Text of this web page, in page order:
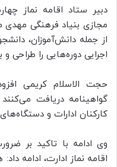
دبیر ستاد اقامه نماز
مجازی بنیاد فرهنگی مهدی
از جمله دانش‌آموزان،
اجرایی دوره‌هایی را طراحی و
حجت الاسلام کریمی
گواهینامه دریافت
کارکنان ادارات و
وی ادامه با تاکید بر
اقامه نماز ادارت، ادامه